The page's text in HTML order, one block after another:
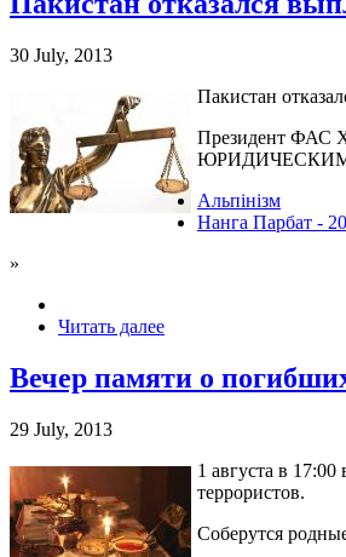
30 July, 2013
Пакистан
Президент ФАС
ЮРИДИЧЕСКИМ
Альпінізм
Нанга Парбат -
»
Читать далее
Вечер памяти о
29 July, 2013
1 августа в
террористов.
Соберутся